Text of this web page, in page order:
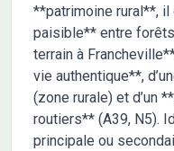
**patrimoine rural**,
paisible** entre
terrain à
vie authentique**,
(zone rurale) et d’un
routiers** (A39, N5).
principale ou